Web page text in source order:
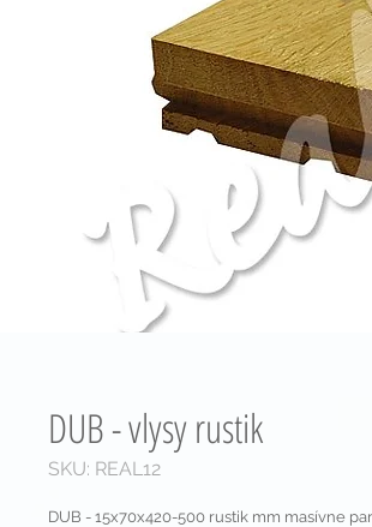
DUB - vlysy rustik
SKU: REAL12
DUB - 15x70x420-500 rustik mm masívne